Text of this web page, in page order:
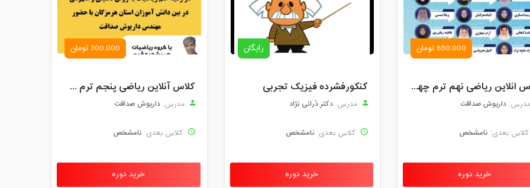
850,000 تومان
کلاس انلاین ریاضی نهم ترم چهارم مهر 1404
مدرس: داریوش صداقت
کلاس بعدی: نامشخص
خرید دوره
رایگان
کنکورفشرده فیزیک تجربی
مدرس: دکتر دُرانی نژاد
کلاس بعدی: نامشخص
خرید دوره
300,000 تومان
کلاس آنلاین ریاضی پنجم ترم چهارم شهریور 1403
مدرس: داریوش صداقت
کلاس بعدی: نامشخص
خرید دوره